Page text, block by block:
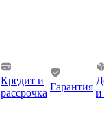
Кредит и
рассрочка
Гарантия
и